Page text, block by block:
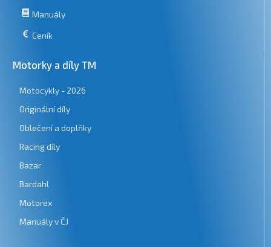
Manuály
Ceník
Motorky a díly TM
Motocykly - 2026
Originální díly
Oblečení a doplňky
Racing díly
Bazar
Bardahl
Motorex
Manuály v ČJ